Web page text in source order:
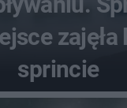
zajęła
sprincie